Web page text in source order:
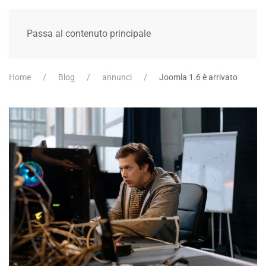
Passa al contenuto principale
Home Blog annunci Joomla 1.6 è arrivato